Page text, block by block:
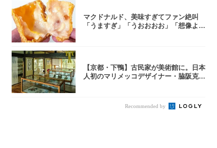
マクドナルド、美味すぎてファン絶叫
「うますぎ」「うおおおお」「想像より
【京都・下鴨】古民家が美術館に。日本
人初のマリメッコデザイナー・脇阪克二
Recommended by